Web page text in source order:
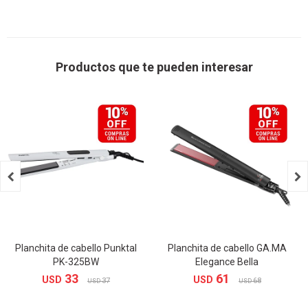
Productos que te pueden interesar
Planchita de cabello Punktal
PK-325BW
USD 33 USD 37
Planchita de cabello GA.MA
Elegance Bella
USD 61 USD 68
 